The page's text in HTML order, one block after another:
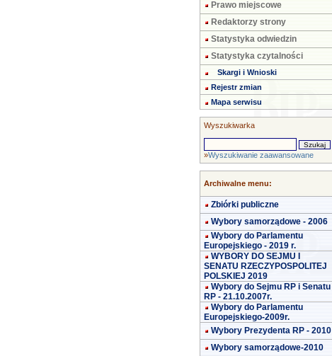
Prawo miejscowe
Redaktorzy strony
Statystyka odwiedzin
Statystyka czytalności
Skargi i Wnioski
Rejestr zmian
Mapa serwisu
Wyszukiwarka
»Wyszukiwanie zaawansowane
Archiwalne menu:
Zbiórki publiczne
Wybory samorządowe - 2006
Wybory do Parlamentu
Europejskiego - 2019 r.
WYBORY DO SEJMU I
SENATU RZECZYPOSPOLITEJ
POLSKIEJ 2019
Wybory do Sejmu RP i Senatu
RP - 21.10.2007r.
Wybory do Parlamentu
Europejskiego-2009r.
Wybory Prezydenta RP - 2010
Wybory samorządowe-2010